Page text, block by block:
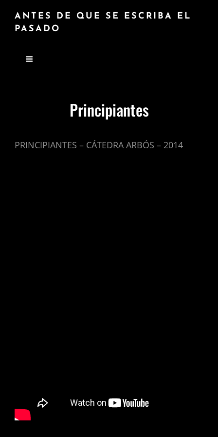
ANTES DE QUE SE ESCRIBA EL
PASADO
Principiantes
PRINCIPIANTES – CÁTEDRA ARBÓS – 2014